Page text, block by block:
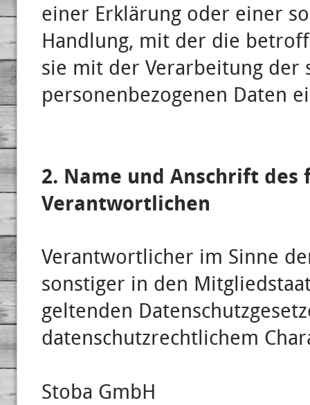
einer Erklärung oder einer
Handlung, mit der die
sie mit der Verarbeitung der
personenbezogenen Daten
2. Name und Anschrift
Verantwortlichen
Verantwortlicher im Sinne
sonstiger in den
geltenden
datenschutzrechtlichem
Stoba GmbH